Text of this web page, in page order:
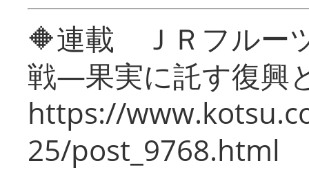
🔶連載 ＪＲフルー
戦―果実に託す復興
https://
25/post_9768.html